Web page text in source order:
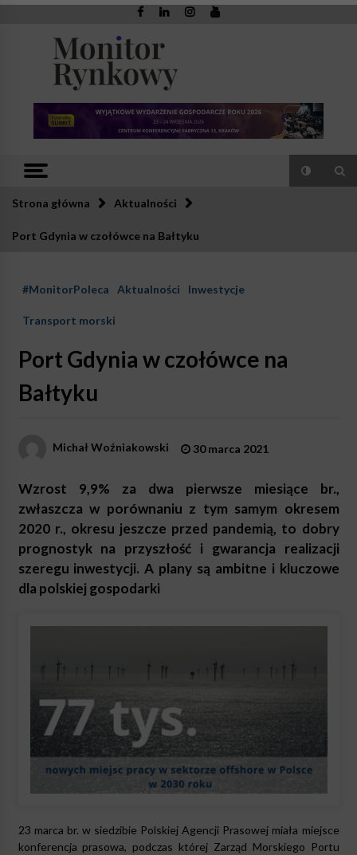
Skip
Monitor
Rynkowy
Strona główna Aktualności
Port Gdynia w czołówce na Bałtyku
#MonitorPoleca Aktualności Inwestycje
Transport morski
Port Gdynia w czołówce na
Bałtyku
Michał Woźniakowski 30 marca 2021
Wzrost 9,9% za dwa pierwsze miesiące br.,
zwłaszcza w porównaniu z tym samym okresem
2020 r., okresu jeszcze przed pandemią, to dobry
prognostyk na przyszłość i gwarancja realizacji
szeregu inwestycji. A plany są ambitne i kluczowe
dla polskiej gospodarki
23 marca br. w siedzibie Polskiej Agencji Prasowej miała miejsce
konferencja prasowa, podczas której Zarząd Morskiego Portu